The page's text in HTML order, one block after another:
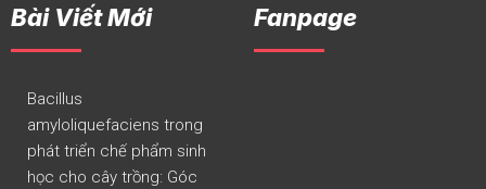
Bài Viết Mới
Bacillus
amyloliquefaciens trong
phát triển chế phẩm sinh
học cho cây trồng: Góc
Fanpage